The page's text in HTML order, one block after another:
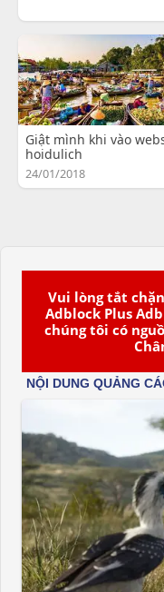
Vui lòng tắt
Adblock Plus
chúng tôi có
Giật mình khi vào
hoidulich
24/01/2018